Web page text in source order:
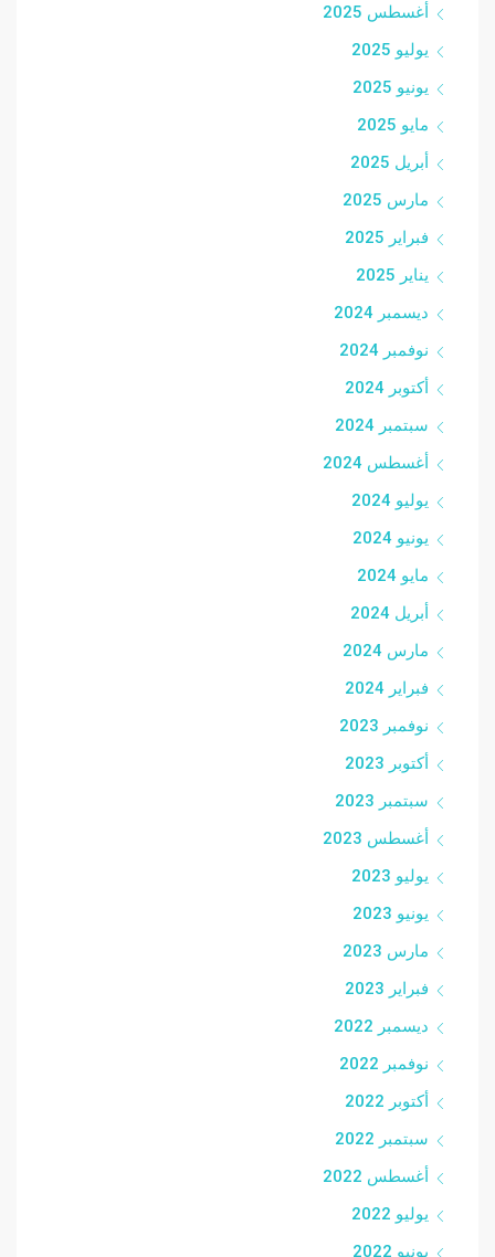
أغسطس 2025
يوليو 2025
يونيو 2025
مايو 2025
أبريل 2025
مارس 2025
فبراير 2025
يناير 2025
ديسمبر 2024
نوفمبر 2024
أكتوبر 2024
سبتمبر 2024
أغسطس 2024
يوليو 2024
يونيو 2024
مايو 2024
أبريل 2024
مارس 2024
فبراير 2024
نوفمبر 2023
أكتوبر 2023
سبتمبر 2023
أغسطس 2023
يوليو 2023
يونيو 2023
مارس 2023
فبراير 2023
ديسمبر 2022
نوفمبر 2022
أكتوبر 2022
سبتمبر 2022
أغسطس 2022
يوليو 2022
يونيو 2022